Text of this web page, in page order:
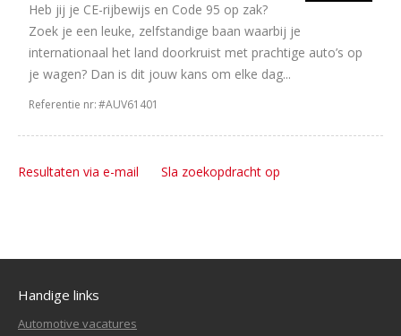
Heb jij je CE-rijbewijs en Code 95 op zak?
Zoek je een leuke, zelfstandige baan waarbij je
internationaal het land doorkruist met prachtige auto’s op
je wagen? Dan is dit jouw kans om elke dag...
Referentie nr:#AUV61401
Resultaten via e-mail Sla zoekopdracht op
Handige links
Automotive vacatures